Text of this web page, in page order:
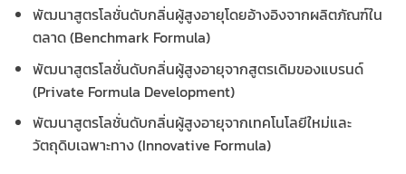
พัฒนาสูตรโลชั่นดับกลิ่นผู้สูงอายุโดยอ้างอิงจากผลิตภัณฑ์ใน
ตลาด (Benchmark Formula)
พัฒนาสูตรโลชั่นดับกลิ่นผู้สูงอายุจากสูตรเดิมของแบรนด์
(Private Formula Development)
พัฒนาสูตรโลชั่นดับกลิ่นผู้สูงอายุจากเทคโนโลยีใหม่และ
วัตถุดิบเฉพาะทาง (Innovative Formula)